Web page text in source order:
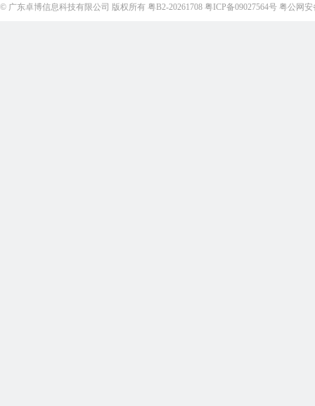
© 广东卓博信息科技有限公司 版权所有 粤B2-20261708 粤ICP备09027564号 粤公网安